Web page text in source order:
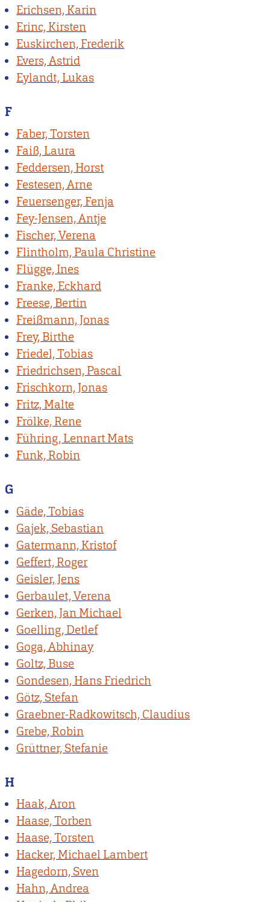
Erichsen, Karin
Erinc, Kirsten
Euskirchen, Frederik
Evers, Astrid
Eylandt, Lukas
F
Faber, Torsten
Faiß, Laura
Feddersen, Horst
Festesen, Arne
Feuersenger, Fenja
Fey-Jensen, Antje
Fischer, Verena
Flintholm, Paula Christine
Flügge, Ines
Franke, Eckhard
Freese, Bertin
Freißmann, Jonas
Frey, Birthe
Friedel, Tobias
Friedrichsen, Pascal
Frischkorn, Jonas
Fritz, Malte
Frölke, Rene
Führing, Lennart Mats
Funk, Robin
G
Gäde, Tobias
Gajek, Sebastian
Gatermann, Kristof
Geffert, Roger
Geisler, Jens
Gerbaulet, Verena
Gerken, Jan Michael
Goelling, Detlef
Goga, Abhinay
Goltz, Buse
Gondesen, Hans Friedrich
Götz, Stefan
Graebner-Radkowitsch, Claudius
Grebe, Robin
Grüttner, Stefanie
H
Haak, Aron
Haase, Torben
Haase, Torsten
Hacker, Michael Lambert
Hagedorn, Sven
Hahn, Andrea